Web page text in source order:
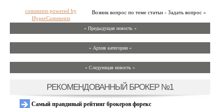
Возник вопрос по теме статьи - Задать вопрос »
comments powered by
HyperComments
« Предыдущая новость «
» Архив категории «
» Следующая новость »
РЕКОМЕНДОВАННЫЙ БРОКЕР №1
Самый правдивый рейтинг брокеров форекс